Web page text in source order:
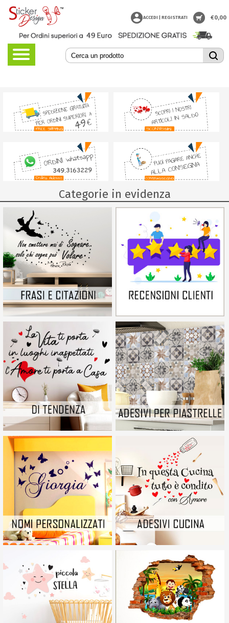
Categorie in evidenza
ACCEDI | REGISTRATI €0,00